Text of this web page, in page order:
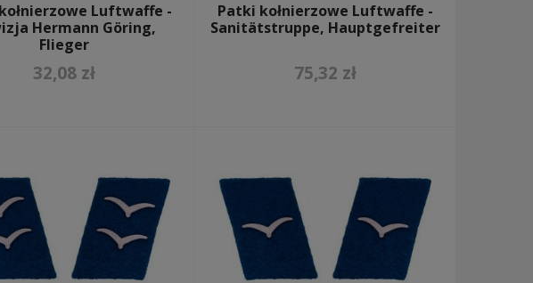
Luftwaffe -
Hermann Göring,
Flieger
32,08 zł
Patki kołnierzowe Luftwaffe -
Sanitätstruppe, Hauptgefreiter
75,32 zł